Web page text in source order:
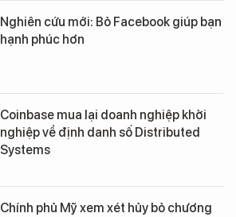
Nghiên cứu mới: Bỏ Facebook giúp bạn
hạnh phúc hơn
Coinbase mua lại doanh nghiệp khởi
nghiệp về định danh số Distributed
Systems
Chính phủ Mỹ xem xét hủy bỏ chương